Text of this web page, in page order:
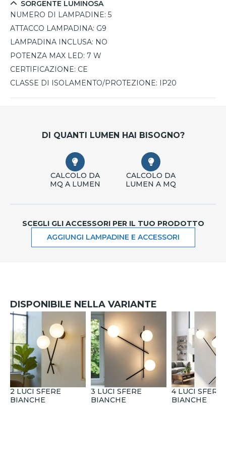
SORGENTE LUMINOSA
NUMERO DI LAMPADINE: 5
ATTACCO LAMPADINA: G9
LAMPADINA INCLUSA: NO
POTENZA MAX LED: 7 W
CERTIFICAZIONE: CE
CLASSE DI ISOLAMENTO/PROTEZIONE: IP20
DI QUANTI LUMEN HAI BISOGNO?
CALCOLO DA
MQ A LUMEN
CALCOLO DA
LUMEN A MQ
SCEGLI GLI ACCESSORI PER IL TUO PRODOTTO
AGGIUNGI LAMPADINE E ACCESSORI
DISPONIBILE NELLA VARIANTE
2 LUCI SFERE
BIANCHE
3 LUCI SFERE
BIANCHE
4 LUCI SFERE
BIANCHE